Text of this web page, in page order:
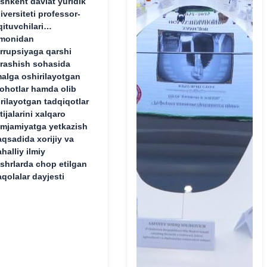
professor-
qarshi
sohasida
oshirilayotgan
hamda olib
tadqiqotlar
xalqaro
yetkazish
xorijiy va
ilmiy
chop etilgan
dayjesti